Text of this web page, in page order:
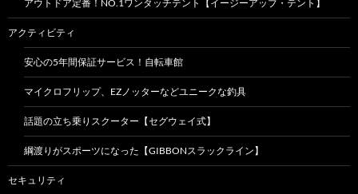
アウトドア定番！NO.1ワンタッチテント【イージーアップ・テント】
アクティビティ
安心の5年間保証サービス！自転車館
マイクロフリップ、EZノッターなどユニークな釣具
話題の立ち乗りスクーター【セグウェイ式】
綱渡りがスポーツになった【GIBBONスラックライン】
セキュリティ